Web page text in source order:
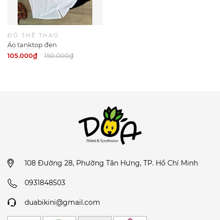
ĐỒ THỂ THAO
Áo tanktop đen
105.000₫
150.000₫
108 Đường 28, Phường Tân Hưng, TP. Hồ Chí Minh
0931848503
duabikini@gmail.com